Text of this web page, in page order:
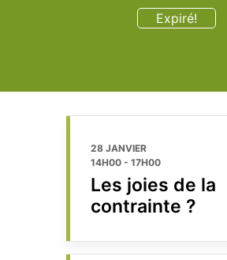
Expiré!
28 JANVIER
14H00 - 17H00
Les joies de la
contrainte ?